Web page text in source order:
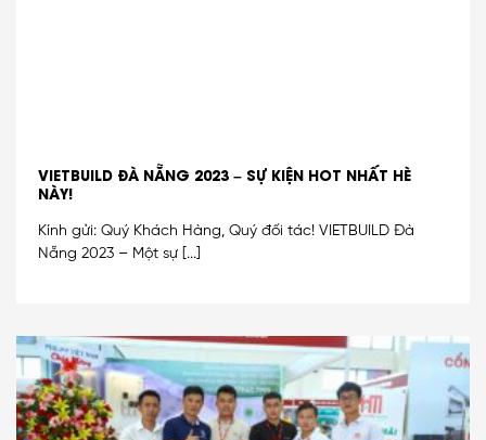
VIETBUILD ĐÀ NẴNG 2023 – SỰ KIỆN HOT NHẤT HÈ
NÀY!
Kính gửi: Quý Khách Hàng, Quý đối tác! VIETBUILD Đà
Nẵng 2023 – Một sự [...]